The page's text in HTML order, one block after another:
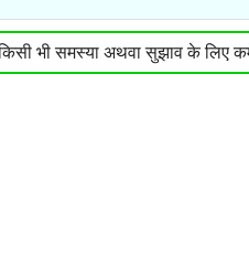
भी समस्या अथवा सुझाव के लिए